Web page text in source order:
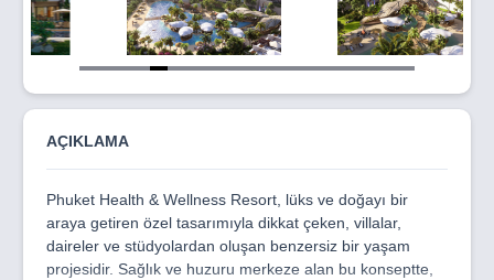
5
of
AÇIKLAMA
Phuket Health & Wellness Resort, lüks ve doğayı bir
araya getiren özel tasarımıyla dikkat çeken, villalar,
daireler ve stüdyolardan oluşan benzersiz bir yaşam
projesidir. Sağlık ve huzuru merkeze alan bu konseptte,